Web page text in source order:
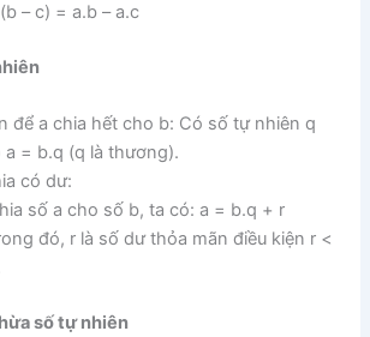
– c) = a.b – a.c
để a chia hết cho b: Có số tự nhiên q
a = b.q (q là thương).
có dư:
số a cho số b, ta có: a = b.q + r
đó, r là số dư thỏa mãn điều kiện r <
số tự nhiên